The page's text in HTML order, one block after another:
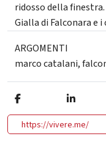
ridosso della
Gialla di Falconara e
ARGOMENTI
marco catalani,
https://vivere.me/